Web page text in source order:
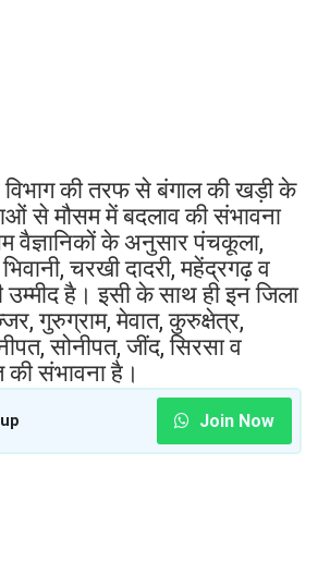
विभाग की तरफ से बंगाल की खड़ी के
से मौसम में बदलाव की संभावना
वैज्ञानिकों के अनुसार पंचकूला,
चरखी दादरी, महेंद्रगढ़ व
उम्मीद है। इसी के साथ ही इन जिला
गुरुग्राम, मेवात, कुरुक्षेत्र,
सोनीपत, जींद, सिरसा व
की संभावना है।
Join Now